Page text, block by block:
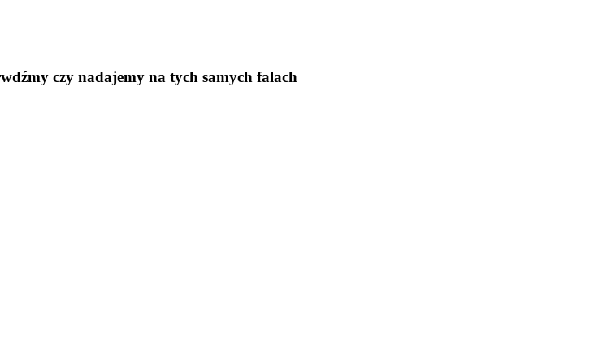
czy nadajemy na tych samych falach